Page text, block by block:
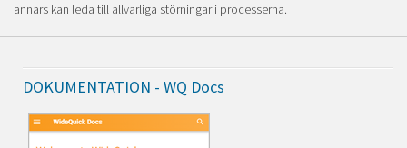
annars kan leda till allvarliga störningar i processerna.
DOKUMENTATION - WQ Docs